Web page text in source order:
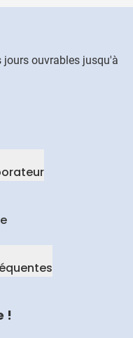
jours ouvrables jusqu'à
!